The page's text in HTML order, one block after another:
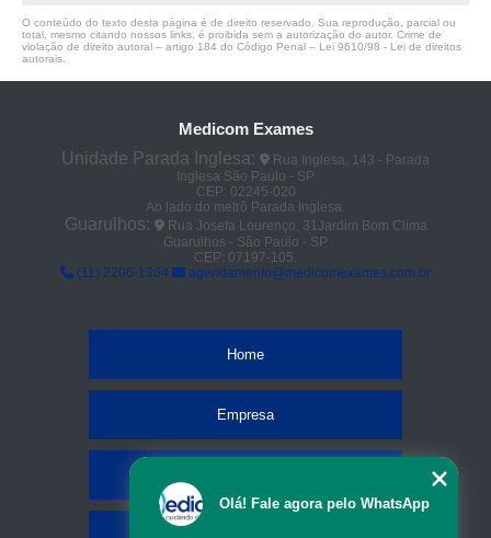
O conteúdo do texto desta página é de direito reservado. Sua reprodução, parcial ou
total, mesmo citando nossos links, é proibida sem a autorização do autor. Crime de
violação de direito autoral – artigo 184 do Código Penal – Lei 9610/98 - Lei de direitos
autorais
Medicom Exames
Unidade Parada Inglesa:
Rua Inglesa, 143 - Parada
Inglesa São Paulo - SP
CEP: 02245-020
Ao lado do metrô Parada Inglesa.
Guarulhos:
Rua Josefa Lourenço, 31Jardim Bom Clima
Guarulhos - São Paulo - SP
CEP: 07197-105.
(11) 2206-1364
agendamento@medicomexames.com.br
Home
Empresa
Olá! Fale agora pelo WhatsApp